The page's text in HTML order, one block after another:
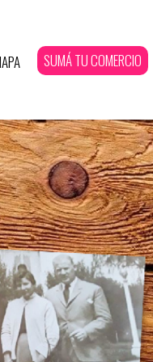
SUMÁ TU COMERCIO